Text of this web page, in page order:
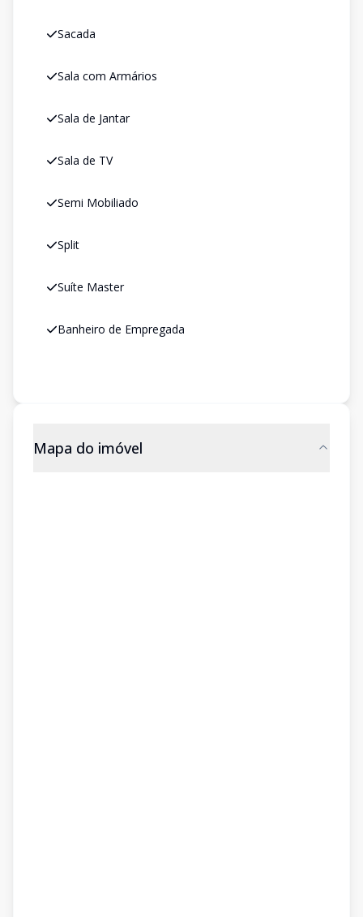
Sacada
Sala com Armários
Sala de Jantar
Sala de TV
Semi Mobiliado
Split
Suíte Master
Banheiro de Empregada
Mapa do imóvel